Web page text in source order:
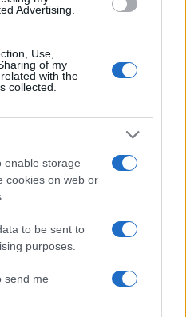
Advertising.
Use,
of my
with the
collected.
enable storage
cookies on web or
to be sent to
purposes.
send me
των
Ουκρανίας
322 π.Χ. :